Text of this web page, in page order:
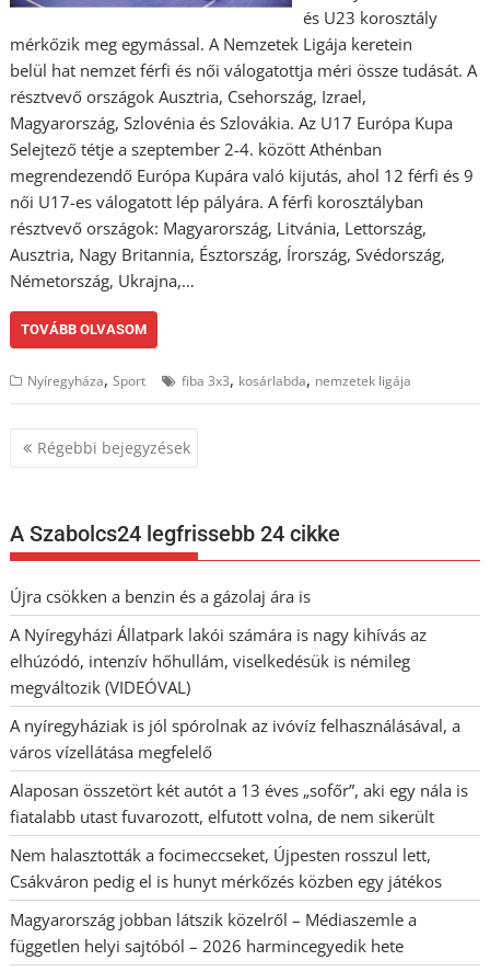
és U23 korosztály
mérkőzik meg egymással. A Nemzetek Ligája keretein
belül hat nemzet férfi és női válogatottja méri össze tudását. A
résztvevő országok Ausztria, Csehország, Izrael,
Magyarország, Szlovénia és Szlovákia. Az U17 Európa Kupa
Selejtező tétje a szeptember 2-4. között Athénban
megrendezendő Európa Kupára való kijutás, ahol 12 férfi és 9
női U17-es válogatott lép pályára. A férfi korosztályban
résztvevő országok: Magyarország, Litvánia, Lettország,
Ausztria, Nagy Britannia, Észtország, Írország, Svédország,
Németország, Ukrajna,…
TOVÁBB OLVASOM
Nyíregyháza,Sport fiba 3x3, kosárlabda, nemzetek ligája
Bejegyzés
navigáció
Régebbi bejegyzések
A Szabolcs24 legfrissebb 24 cikke
Újra csökken a benzin és a gázolaj ára is
A Nyíregyházi Állatpark lakói számára is nagy kihívás az
elhúzódó, intenzív hőhullám, viselkedésük is némileg
megváltozik (VIDEÓVAL)
A nyíregyháziak is jól spórolnak az ivóvíz felhasználásával, a
város vízellátása megfelelő
Alaposan összetört két autót a 13 éves „sofőr”, aki egy nála is
fiatalabb utast fuvarozott, elfutott volna, de nem sikerült
Nem halasztották a focimeccseket, Újpesten rosszul lett,
Csákváron pedig el is hunyt mérkőzés közben egy játékos
Magyarország jobban látszik közelről – Médiaszemle a
független helyi sajtóból – 2026 harmincegyedik hete